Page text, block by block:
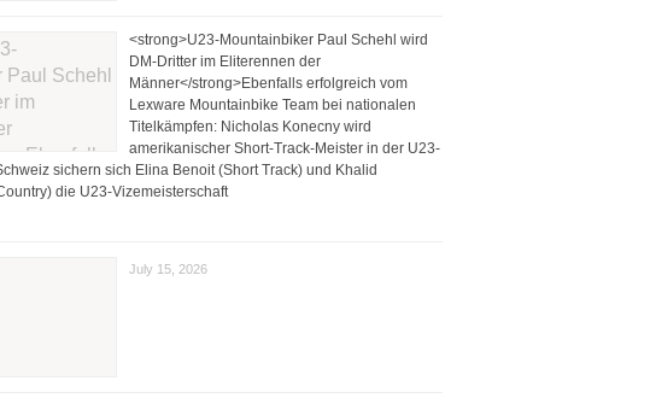
<strong>U23-Mountainbiker Paul Schehl wird
DM-Dritter im Eliterennen der
Männer</strong>Ebenfalls erfolgreich vom
Lexware Mountainbike Team bei nationalen
Titelkämpfen: Nicholas Konecny wird
amerikanischer Short-Track-Meister in der U23-
sichern sich Elina Benoit (Short Track) und Khalid
die U23-Vizemeisterschaft
July 15, 2026